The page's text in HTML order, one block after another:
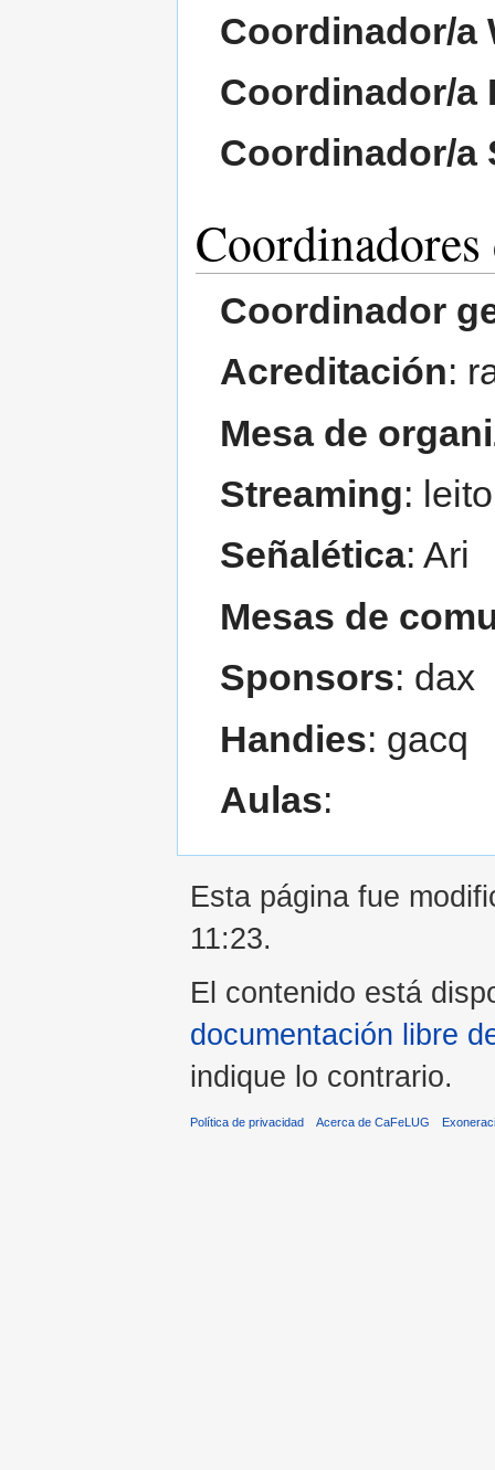
Coordinador/a
Coordinador/a
Coordinador/a
Coordinador
Acreditación:
Mesa de
Streaming: leito
Señalética: Ari
Mesas de
Sponsors: dax
Handies: gacq
Aulas:
Esta página fue
11:23.
El contenido está
documentación libre
indique lo contrario.
Política de privacidad Acerca de CaFeLUG